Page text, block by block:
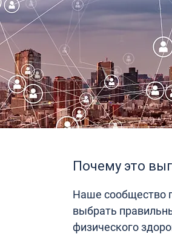
Почему это
Наше сообщество
выбрать
физического